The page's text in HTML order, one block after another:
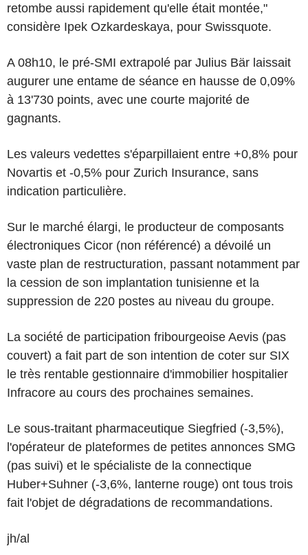
retombe aussi rapidement qu'elle était montée,"
considère Ipek Ozkardeskaya, pour Swissquote.
A 08h10, le pré-SMI extrapolé par Julius Bär laissait
augurer une entame de séance en hausse de 0,09%
à 13'730 points, avec une courte majorité de
gagnants.
Les valeurs vedettes s'éparpillaient entre +0,8% pour
Novartis et -0,5% pour Zurich Insurance, sans
indication particulière.
Sur le marché élargi, le producteur de composants
électroniques Cicor (non référencé) a dévoilé un
vaste plan de restructuration, passant notamment par
la cession de son implantation tunisienne et la
suppression de 220 postes au niveau du groupe.
La société de participation fribourgeoise Aevis (pas
couvert) a fait part de son intention de coter sur SIX
le très rentable gestionnaire d'immobilier hospitalier
Infracore au cours des prochaines semaines.
Le sous-traitant pharmaceutique Siegfried (-3,5%),
l'opérateur de plateformes de petites annonces SMG
(pas suivi) et le spécialiste de la connectique
Huber+Suhner (-3,6%, lanterne rouge) ont tous trois
fait l'objet de dégradations de recommandations.
jh/al